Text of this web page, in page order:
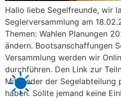
Hallo liebe Segelfreunde, wir
Seglerversammlung am
Themen: Wahlen Planungen
ändern. Bootsanschaffungen
Versammlung werden wir
durchführen. Den Link zur
Mitglieder der Segelabteilung
haben. Sollte jemand keine